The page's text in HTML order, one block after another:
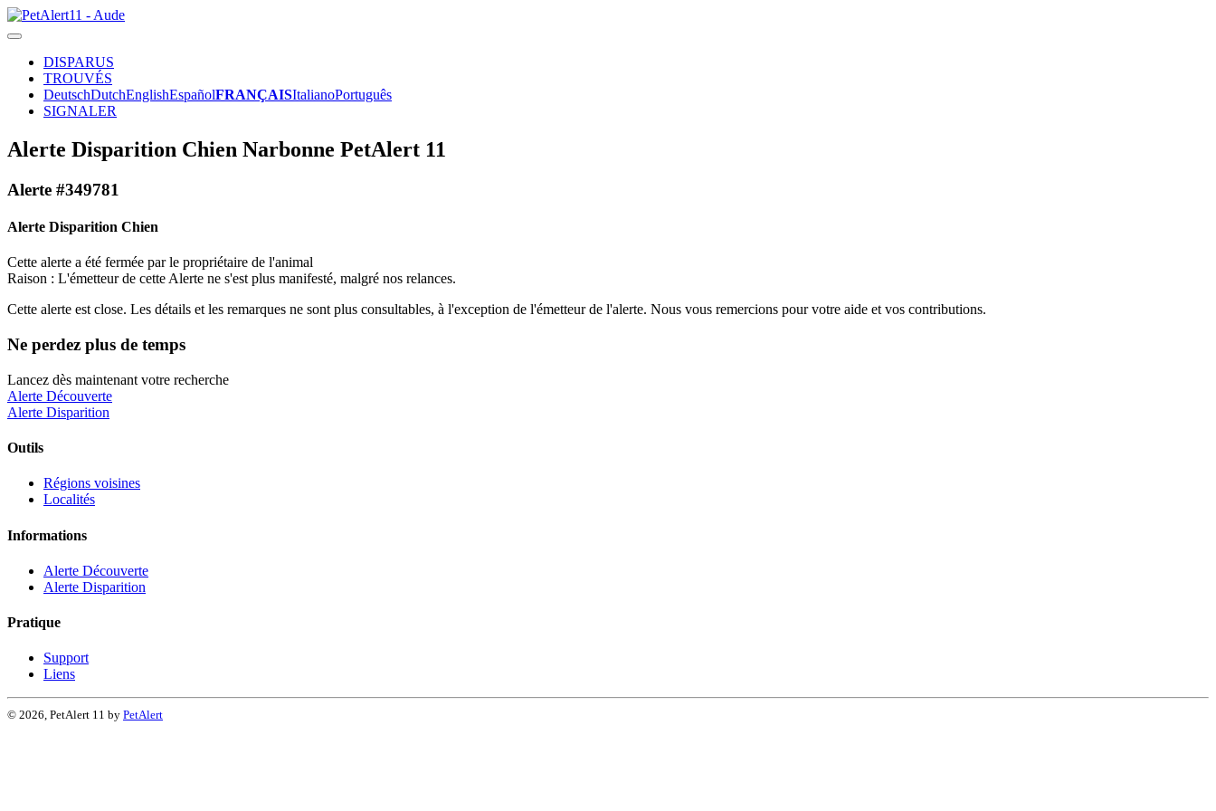
DISPARUS
TROUVÉS
DeutschDutchEnglishEspañolFRANÇAISItalianoPortuguês
SIGNALER
Alerte Disparition Chien Narbonne PetAlert 11
Alerte #349781
Alerte Disparition Chien
Cette alerte a été fermée par le propriétaire de l'animal
Raison : L'émetteur de cette Alerte ne s'est plus manifesté, malgré nos relances.
Cette alerte est close. Les détails et les remarques ne sont plus consultables, à l'exception de l'émetteur de l'alerte. Nous vous remercions pour votre aide et vos contributions.
Ne perdez plus de temps
Lancez dès maintenant votre recherche
Alerte Découverte
Alerte Disparition
Outils
Régions voisines
Localités
Informations
Alerte Découverte
Alerte Disparition
Pratique
Support
Liens
© 2026, PetAlert 11 by PetAlert